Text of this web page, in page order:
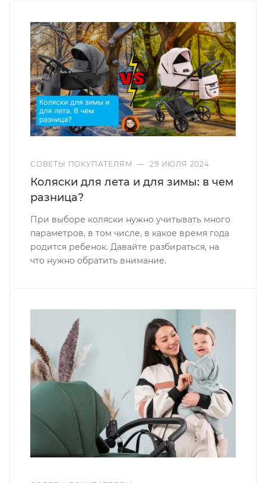
СОВЕТЫ ПОКУПАТЕЛЯМ — 29 ИЮЛЯ 2024
Коляски для лета и для зимы: в чем
разница?
При выборе коляски нужно учитывать много
параметров, в том числе, в какое время года
родится ребенок. Давайте разбираться, на
что нужно обратить внимание.